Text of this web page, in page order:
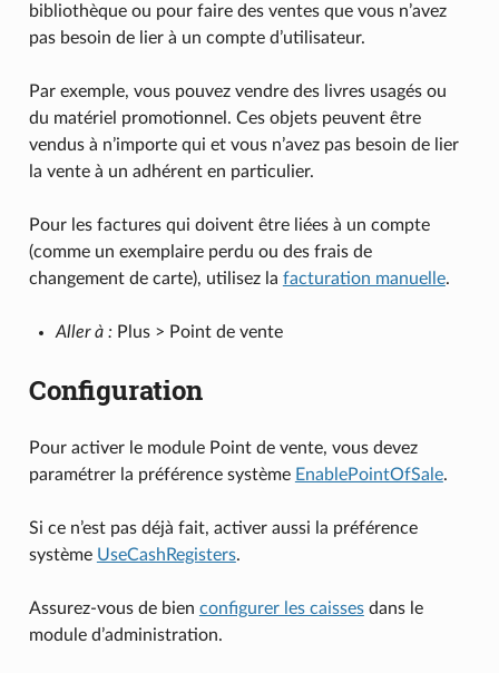
bibliothèque ou pour faire des ventes que vous n’avez
pas besoin de lier à un compte d’utilisateur.
Par exemple, vous pouvez vendre des livres usagés ou
du matériel promotionnel. Ces objets peuvent être
vendus à n’importe qui et vous n’avez pas besoin de lier
la vente à un adhérent en particulier.
Pour les factures qui doivent être liées à un compte
(comme un exemplaire perdu ou des frais de
changement de carte), utilisez la facturation manuelle.
Aller à :Plus > Point de vente
Configuration
Pour activer le module Point de vente, vous devez
paramétrer la préférence système EnablePointOfSale.
Si ce n’est pas déjà fait, activer aussi la préférence
système UseCashRegisters.
Assurez-vous de bien configurer les caissesdans le
module d’administration.